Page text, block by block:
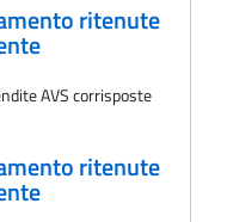
ritenute
AVS corrisposte
ritenute